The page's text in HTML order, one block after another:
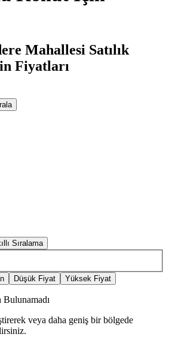
Mahallesi Satılık
Fiyatları
Sıralama
Düşük Fiyat Yüksek Fiyat
veya daha geniş bir bölgede